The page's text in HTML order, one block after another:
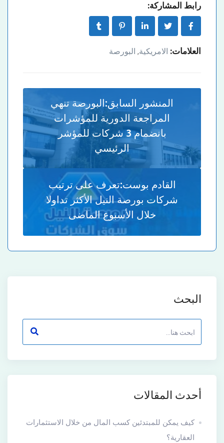
رابط المشاركة:
العلامات: الامريكية, البورصة
المنشور السابق:البورصة تنهي
المراجعة الدورية للمؤشرات
بانضمام 3 شركات للمؤشر
الرئيسي
القادم بوست:تعرف على ترتيب
شركات بورصة النيل الأكثر تداولا
خلال الأسبوع الماضى
البحث
أحدث المقالات
كيف يمكن للمبتدئين كسب المال من خلال الاستثمارات
العقارية؟